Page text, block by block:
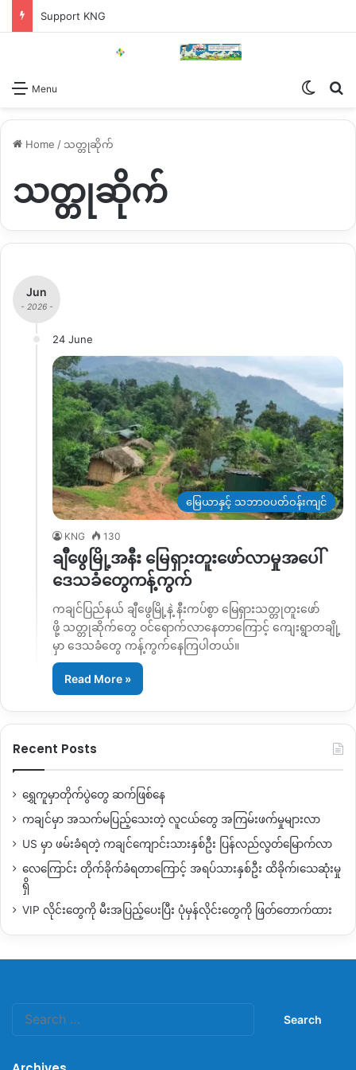
Support KNG
Menu
Home / သတ္တုဆိုက်
သတ္တုဆိုက်
Jun
- 2026 -
24 June
မြေယာနှင့် သဘာဝပတ်ဝန်းကျင်
KNG 130
ချိီဖွေမြို့အနီး မြေရှားတူးဖော်လာမှုအပေါ်
ဒေသခံတွေကန့်ကွက်
ကချင်ပြည်နယ် ချီဖွေမြို့နဲ့ နီးကပ်စွာ မြေရှားသတ္တုတူးဖော်
ဖို့ သတ္တုဆိုက်တွေ ဝင်ရောက်လာနေတာကြောင့် ကျေးရွာတချို့
မှာ ဒေသခံတွေ ကန့်ကွက်နေကြပါတယ်။
Read More »
Recent Posts
ရွှေကူမှာတိုက်ပွဲတွေ ဆက်ဖြစ်နေ
ကချင်မှာ အသက်မပြည့်သေးတဲ့ လူငယ်တွေ အကြမ်းဖက်မှုများလာ
US မှာ ဖမ်းခံရတဲ့ ကချင်ကျောင်းသားနှစ်ဦး ပြန်လည်လွတ်မြောက်လာ
လေကြောင်း တိုက်ခိုက်ခံရတာကြောင့် အရပ်သားနှစ်ဦး ထိခိုက်၊သေဆုံးမှု
ရှိ
VIP လိုင်းတွေကို မီးအပြည့်ပေးပြီး ပုံမှန်လိုင်းတွေကို ဖြတ်တောက်ထား